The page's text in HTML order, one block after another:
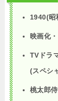
1940(昭
映画化
TV ドラ
(スペシ
桃太郎